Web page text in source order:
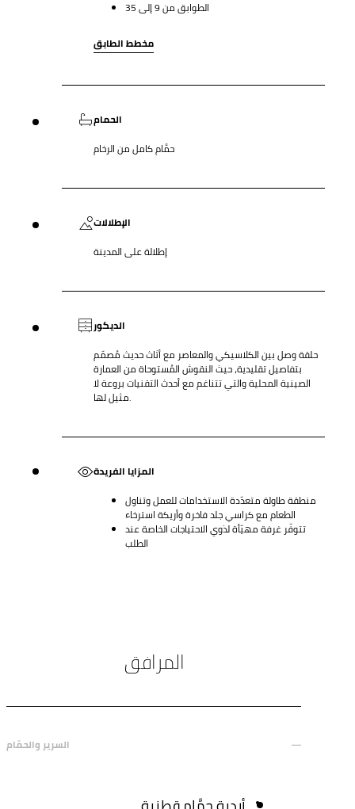
الطوابق من 9 إلى 35
مخطط الطابق
الحمام
حمَّام كامل من الرخام
الإطلالات
إطلالة على المدينة
الديكور
حلقة وصل بين الكلاسيكي والمعاصر مع أثاث حديث مُصمّم
بتفاصيل تقليدية، حيث النقوش المُستوحاة من العمارة
الصينية المحلية والتي تتناغم مع أحدث التقنيات بروعة لا
مثيل لها.
المزايا الفريدة
منطقة طاولة متعدّدة الاستخدامات للعمل وتناول
الطعام مع كراسي جلد فاخرة وأريكة استرخاء
تتوفّر غرفة مهيّأة لذوي الاحتياجات الخاصة عند
الطلب
المرافق
السرير والحمّام